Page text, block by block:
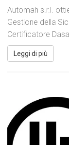
Automah s.r.l.
Gestione della
Certificatore
Leggi di più